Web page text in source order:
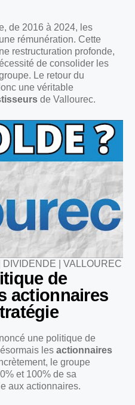
de 2016 à 2024, les
rémunération. Cette
restructuration profonde,
de consolider les
Le retour du
une véritable
de Vallourec.
| VALLOUREC
de
actionnaires
une politique de
les actionnaires
le groupe
et 100% de sa
aux actionnaires.